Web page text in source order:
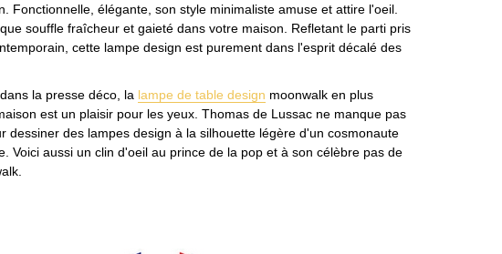
Fonctionnelle, élégante, son style minimaliste amuse et attire l'oeil.
souffle fraîcheur et gaieté dans votre maison. Refletant le parti pris
cette lampe design est purement dans l'esprit décalé des
la presse déco, la lampe de table design moonwalk en plus
est un plaisir pour les yeux. Thomas de Lussac ne manque pas
dessiner des lampes design à la silhouette légère d'un cosmonaute
Voici aussi un clin d'oeil au prince de la pop et à son célèbre pas de